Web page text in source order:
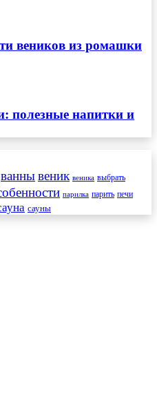
веников из ромашки
полезные напитки и
ваннывеник веника выбрать
парилка парить печи
сауны